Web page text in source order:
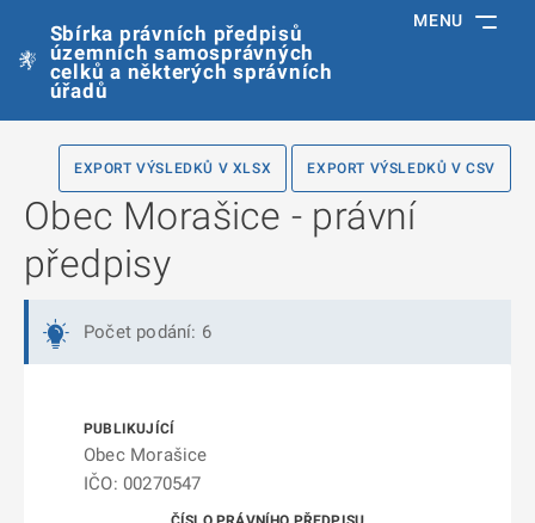
Sbírka právních předpisů
územních samosprávných
celků a některých správních
úřadů
MENU
EXPORT VÝSLEDKŮ V XLSX EXPORT VÝSLEDKŮ V CSV
Obec Morašice - právní
předpisy
Počet podání: 6
Obec Morašice
IČO: 00270547